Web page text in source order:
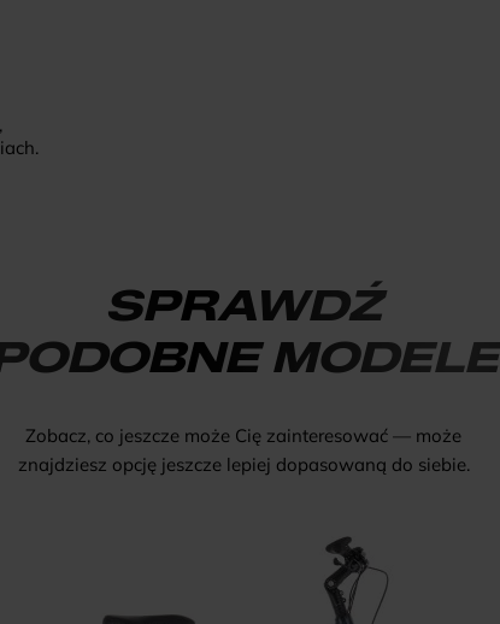
SPRAWDŹ
MODELE
Zobacz, co jeszcze może Cię zainteresować — może
znajdziesz opcję jeszcze lepiej dopasowaną do siebie.